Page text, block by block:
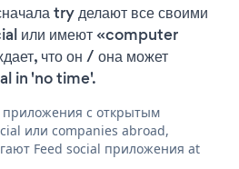
try делают все своими
или имеют «computer
что он / она может
in 'no time'.
с открытым
или companies abroad,
Feed social приложения at